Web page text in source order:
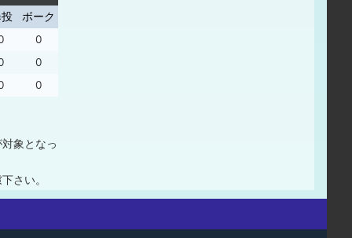
ボーク
0
0
0
象となっ
さい。